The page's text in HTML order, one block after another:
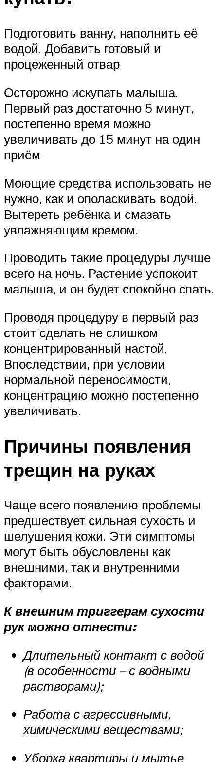
Подготовить ванну, наполнить её
водой. Добавить готовый и
процеженный отвар
Осторожно искупать малыша.
Первый раз достаточно 5 минут,
постепенно время можно
увеличивать до 15 минут на один
приём
Моющие средства использовать не
нужно, как и ополаскивать водой.
Вытереть ребёнка и смазать
увлажняющим кремом.
Проводить такие процедуры лучше
всего на ночь. Растение успокоит
малыша, и он будет спокойно спать.
Проводя процедуру в первый раз
стоит сделать не слишком
концентрированный настой.
Впоследствии, при условии
нормальной переносимости,
концентрацию можно постепенно
увеличивать.
Причины появления
трещин на руках
Чаще всего появлению проблемы
предшествует сильная сухость и
шелушения кожи. Эти симптомы
могут быть обусловлены как
внешними, так и внутренними
факторами.
К внешним триггерам сухости
рук можно отнести:
Длительный контакт с водой
(в особенности – с водными
растворами);
Работа с агрессивными,
химическими веществами;
Уборка квартиры и мытье